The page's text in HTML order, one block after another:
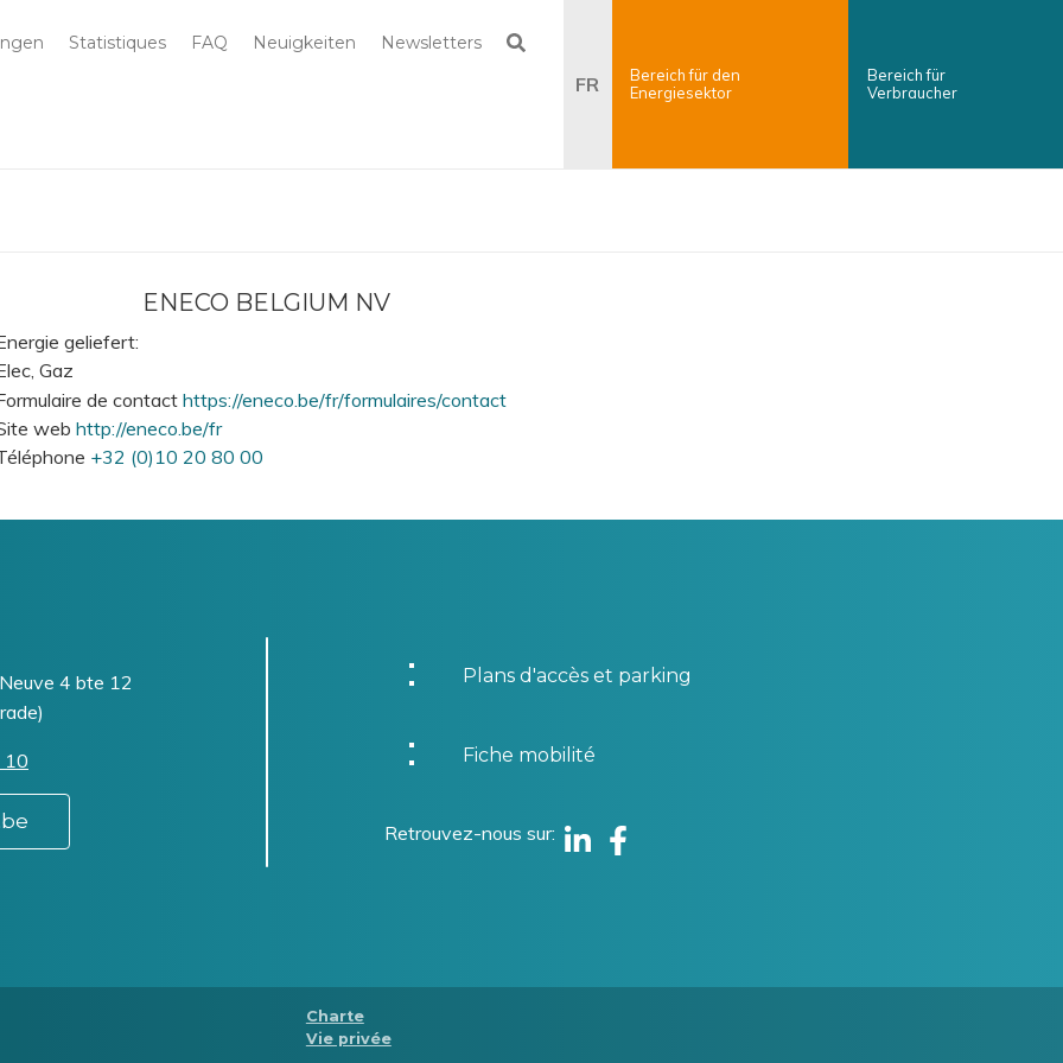
Statistiques FAQ Neuigkeiten Newsletters
Recherche
FR
Bereich für den
Energiesektor
Bereich für
Verbraucher
ENECO BELGIUM NV
geliefert
Gaz
de contact https://eneco.be/fr/formulaires/contact
web http://eneco.be/fr
+32 (0)10 20 80 00
4 bte 12
10
Plans d'accès et parking
Fiche mobilité
Retrouvez-nous sur
Linkedin
Facebook
Menu
Charte
Vie privée